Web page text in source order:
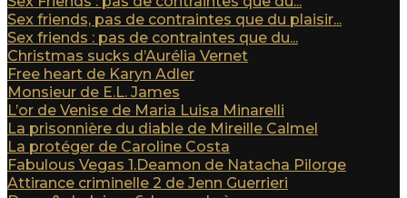
Sex friends, pas de contraintes que du plaisir...
Sex friends : pas de contraintes que du...
Christmas sucks d’Aurélia Vernet
Free heart de Karyn Adler
Monsieur de E.L. James
L’or de Venise de Maria Luisa Minarelli
La prisonnière du diable de Mireille Calmel
La protéger de Caroline Costa
Fabulous Vegas 1.Deamon de Natacha Pilorge
Attirance criminelle 2 de Jenn Guerrieri